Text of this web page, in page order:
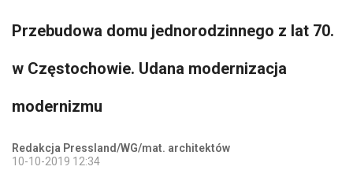
Przebudowa domu jednorodzinnego z lat 70.
w Częstochowie. Udana modernizacja
modernizmu
Redakcja Pressland/WG/mat. architektów
10-10-2019 12:34